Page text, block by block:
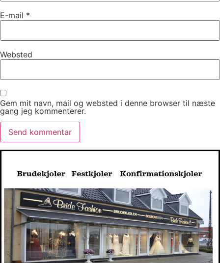
E-mail *
Websted
Gem mit navn, mail og websted i denne browser til næste
gang jeg kommenterer.